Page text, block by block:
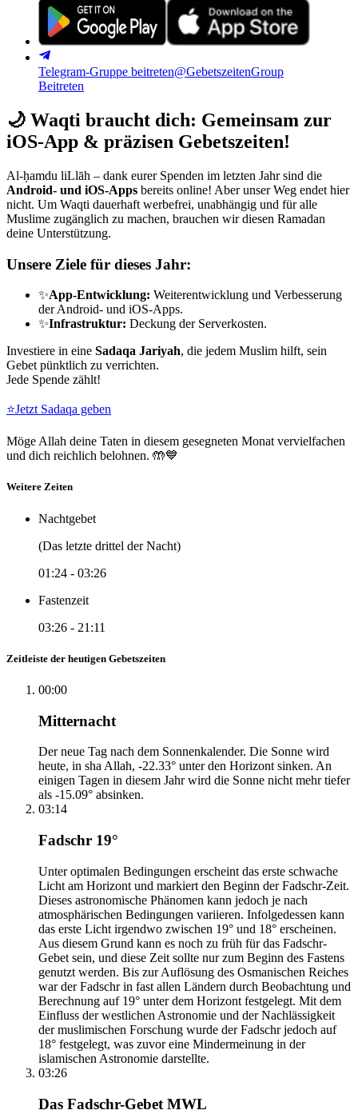
Telegram-Gruppe beitreten@GebetszeitenGroup
Beitreten
🌙 Waqti braucht dich: Gemeinsam zur
iOS-App & präzisen Gebetszeiten!
Al-ḥamdu liLlāh – dank eurer Spenden im letzten Jahr sind die
Android- und iOS-Apps bereits online! Aber unser Weg endet hier
nicht. Um Waqti dauerhaft werbefrei, unabhängig und für alle
Muslime zugänglich zu machen, brauchen wir diesen Ramadan
deine Unterstützung.
Unsere Ziele für dieses Jahr:
✨App-Entwicklung: Weiterentwicklung und Verbesserung
der Android- und iOS-Apps.
✨Infrastruktur: Deckung der Serverkosten.
Investiere in eine Sadaqa Jariyah, die jedem Muslim hilft, sein
Gebet pünktlich zu verrichten.
Jede Spende zählt!
⭐Jetzt Sadaqa geben
Möge Allah deine Taten in diesem gesegneten Monat vervielfachen
und dich reichlich belohnen. 🤲💙
Weitere Zeiten
Nachtgebet
(Das letzte drittel der Nacht)
01:24 - 03:26
Fastenzeit
03:26 - 21:11
Zeitleiste der heutigen Gebetszeiten
00:00
Mitternacht
Der neue Tag nach dem Sonnenkalender. Die Sonne wird
heute, in sha Allah, -22.33° unter den Horizont sinken. An
einigen Tagen in diesem Jahr wird die Sonne nicht mehr tiefer
als -15.09° absinken.
03:14
Fadschr 19°
Unter optimalen Bedingungen erscheint das erste schwache
Licht am Horizont und markiert den Beginn der Fadschr-Zeit.
Dieses astronomische Phänomen kann jedoch je nach
atmosphärischen Bedingungen variieren. Infolgedessen kann
das erste Licht irgendwo zwischen 19° und 18° erscheinen.
Aus diesem Grund kann es noch zu früh für das Fadschr-
Gebet sein, und diese Zeit sollte nur zum Beginn des Fastens
genutzt werden. Bis zur Auflösung des Osmanischen Reiches
war der Fadschr in fast allen Ländern durch Beobachtung und
Berechnung auf 19° unter dem Horizont festgelegt. Mit dem
Einfluss der westlichen Astronomie und der Nachlässigkeit
der muslimischen Forschung wurde der Fadschr jedoch auf
18° festgelegt, was zuvor eine Mindermeinung in der
islamischen Astronomie darstellte.
03:26
Das Fadschr-Gebet MWL